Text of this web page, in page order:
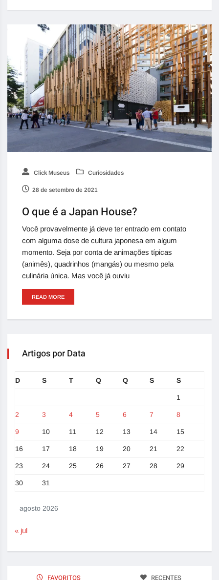
Click Museus Curiosidades
28 de setembro de 2021
O que é a Japan House?
Você provavelmente já deve ter entrado em contato
com alguma dose de cultura japonesa em algum
momento. Seja por conta de animações típicas
(animês), quadrinhos (mangás) ou mesmo pela
culinária única. Mas você já ouviu
READ MORE
Artigos por Data
agosto 2026
D S T Q Q S S
1
2 3 4 5 6 7 8
9 10 11 12 13 14 15
16 17 18 19 20 21 22
23 24 25 26 27 28 29
30 31
« jul
FAVORITOS RECENTES